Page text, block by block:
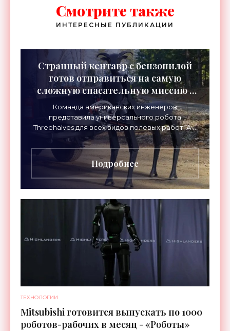
Смотрите также
ИНТЕРЕСНЫЕ ПУБЛИКАЦИИ
Странный кентавр с бензопилой
готов отправиться на самую
сложную спасательную миссию -
«Роботы»
Команда американских инженеров
представила универсального робота
Threehalves для всех видов полевых работ. А в
первую очередь – для спасательных миссий с
прицелом на работу в зонах
Подробнее
ТЕХНОЛОГИИ
Mitsubishi готовится выпускать по 1000
роботов-рабочих в месяц - «Роботы»